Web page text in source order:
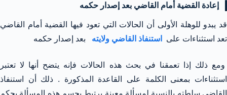
إعادة القضية أمام القاضي بعد إصدار حكمه
قد يبدو للوهلة الأولى أن الحالات التي تعود فيها القضية أمام القاضي
تعد استثناءات على
استنفاذ القاضي ولايته بعد إصدار حكمه
ومع ذلك إذا تعمقنا في بحث هذه الحالات فإنه يتضح أنها لا تعتبر
استثناءات بمعنى الكلمة على القاعدة المذكورة . ذلك أن استنفاذ
القاضي سلطته بالنسبة لمسألة معينة يرتبط بحسم هذه المسألة بحكم